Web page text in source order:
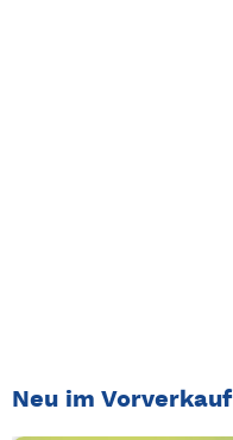
Neu im Vorverkauf